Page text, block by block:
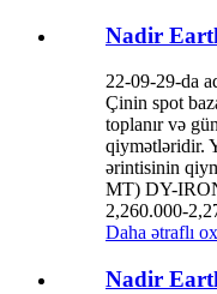
Nadir
22-09-29-da
Çinin spot
toplanır və
qiymətləridir.
ərintisinin
MT) DY-
2,260.000-
Daha ətraflı
Nadir